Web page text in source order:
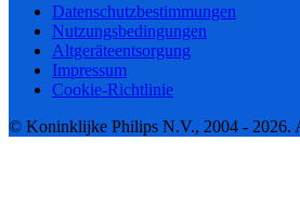
Datenschutzbestimmungen
Nutzungsbedingungen
Altgeräteentsorgung
Impressum
Cookie-Richtlinie
© Koninklijke Philips N.V., 2004 - 2026.